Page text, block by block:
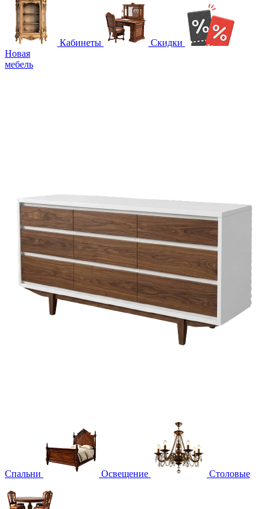
Кабинеты
Скидки
Новая
мебель
Спальни Освещение Столовые